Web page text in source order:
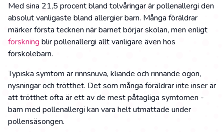
Med sina 21,5 procent bland tolvåringar är pollenallergi den
absolut vanligaste bland allergier barn. Många föräldrar
märker första tecknen när barnet börjar skolan, men enligt
forskning blir pollenallergi allt vanligare även hos
förskolebarn.
Typiska symtom är rinnsnuva, kliande och rinnande ögon,
nysningar och trötthet. Det som många föräldrar inte inser är
att trötthet ofta är ett av de mest påtagliga symtomen -
barn med pollenallergi kan vara helt utmattade under
pollensäsongen.